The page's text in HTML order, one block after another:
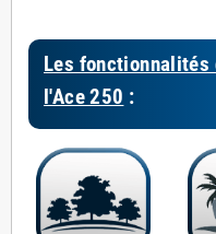
Les fonctionnalités
l'Ace 250 :